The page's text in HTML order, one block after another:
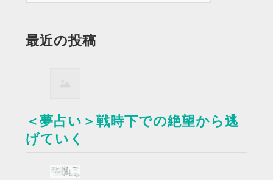
最近の投稿
＜夢占い＞戦時下での絶望から逃
げていく